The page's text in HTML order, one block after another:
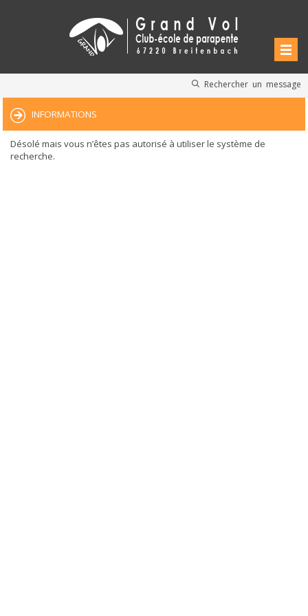
Rechercher un message
INFORMATIONS
Désolé mais vous n’êtes pas autorisé à utiliser le système de
recherche.